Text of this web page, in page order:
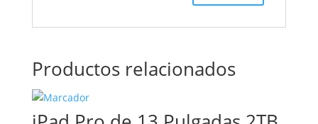
Productos relacionados